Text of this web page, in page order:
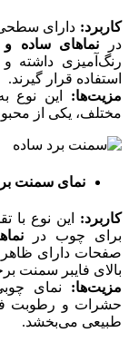
کاربرد: دارای
در نماهای ساده
رنگ‌آمیزی داشته
استفاده قرار گیرند.
مزیت‌ها: این نوع
مختلف، یکی از
نمای سمنت
کاربرد: این نوع با
برای چوب در
صفحات دارای
بالای فایبر سمنت
مزیت‌ها: نمای
حشرات و رطوبت
طبیعی می‌بخشد.